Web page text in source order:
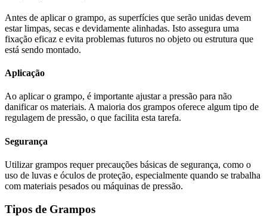
Antes de aplicar o grampo, as superfícies que serão unidas devem
estar limpas, secas e devidamente alinhadas. Isto assegura uma
fixação eficaz e evita problemas futuros no objeto ou estrutura que
está sendo montado.
Aplicação
Ao aplicar o grampo, é importante ajustar a pressão para não
danificar os materiais. A maioria dos grampos oferece algum tipo de
regulagem de pressão, o que facilita esta tarefa.
Segurança
Utilizar grampos requer precauções básicas de segurança, como o
uso de luvas e óculos de proteção, especialmente quando se trabalha
com materiais pesados ou máquinas de pressão.
Tipos de Grampos